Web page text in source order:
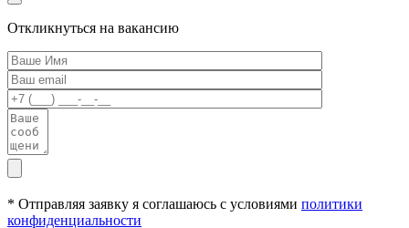
Откликнуться на вакансию
* Отправляя заявку я соглашаюсь с условиями политики
конфиденциальности